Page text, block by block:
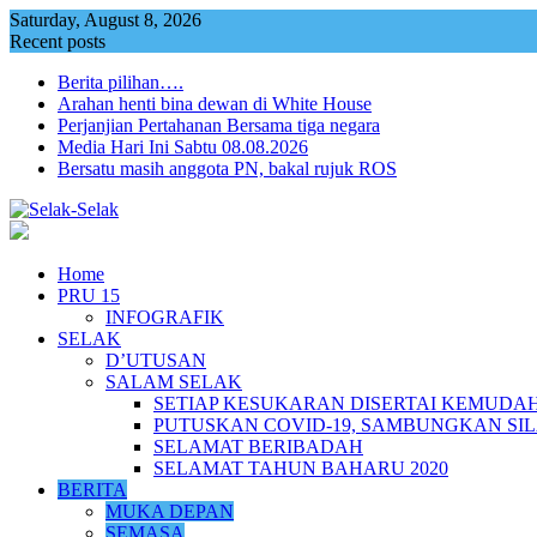
Skip
to
Saturday, August 8, 2026
Recent posts
Berita pilihan….
Arahan henti bina dewan di White House
Perjanjian Pertahanan Bersama tiga negara
Media Hari Ini Sabtu 08.08.2026
Bersatu masih anggota PN, bakal rujuk ROS
Home
PRU 15
INFOGRAFIK
SELAK
D’UTUSAN
SALAM SELAK
SETIAP KESUKARAN DISERTAI
PUTUSKAN COVID-19, SAMBUNGKAN
SELAMAT BERIBADAH
SELAMAT TAHUN BAHARU 2020
BERITA
MUKA DEPAN
SEMASA